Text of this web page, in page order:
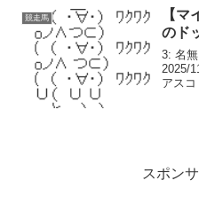
どの
競走馬
【
のド
3: 名
2025/
アスコ
スポン